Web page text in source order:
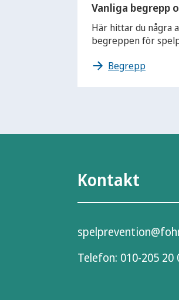
Vanliga begrepp
Här hittar du några
begreppen för
Begrepp
Kontakt
Telefon: 010-205 20